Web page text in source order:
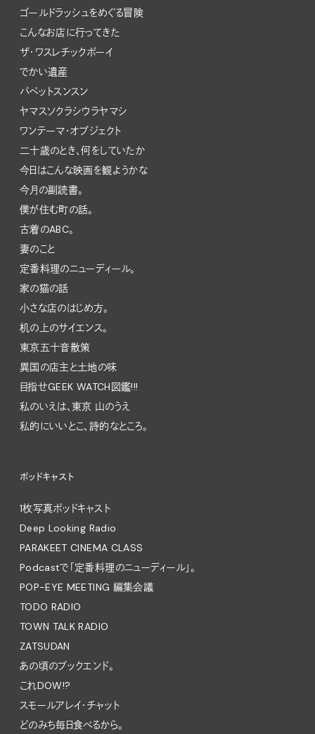
ゴールドラッシュをめぐる冒険
こんなお店に行ってきた
ザ・ワスレチックボーイ
でかい遺産
パペットスンスン
ヤマスソクラシウラヤマシ
ワンテーマ・オブジェクト
二十歳のとき、何をしていたか
今日はこんな映画を観ようかな
今月の副読書。
僕が住む町の話。
古着のABC。
妻のこと
定番料理のニューディール。
家の猫の話
小さな店のはじめ方。
机の上のサイエンス。
東京五十音散策
異国の店主と土地の味
目指せGEEK WATCH図鑑!!!
私のいえは、東京 山のうえ
私的にいいとこ、詩的なところ。
ポッドキャスト
1枚写真ポッドキャスト
Deep Looking Radio
PARAKEET CINEMA CLASS
Podcastで「定番料理のニューディール」。
POP-EYE MEETING 編集会議
TODO RADIO
TOWN TALK RADIO
ZATSUDAN
あの頃のブックエンド。
これDOW!?
スモールアレイ・チャット
どのみち毎日食べるから。